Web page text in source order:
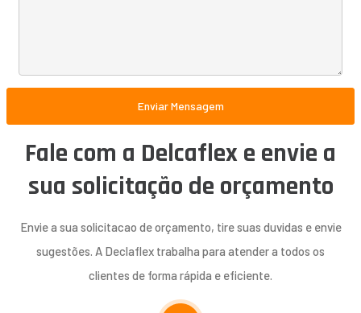
Fale com a Delcaflex e envie a
sua solicitação de orçamento
Envie a sua solicitacao de orçamento, tire suas duvidas e envie
sugestões. A Declaflex trabalha para atender a todos os
clientes de forma rápida e eficiente.
Enviar Mensagem